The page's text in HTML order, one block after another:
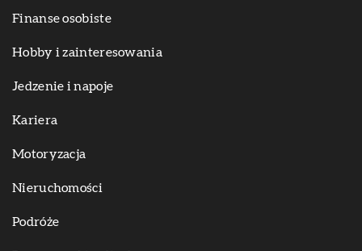
Finanse osobiste
Hobby i zainteresowania
Jedzenie i napoje
Kariera
Motoryzacja
Nieruchomości
Podróże